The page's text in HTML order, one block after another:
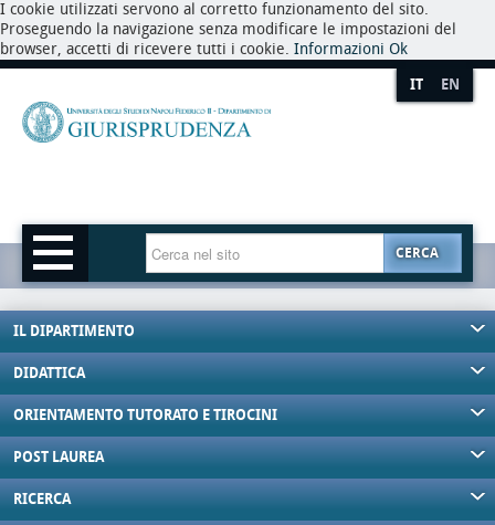
I cookie utilizzati servono al corretto funzionamento del sito.
Proseguendo la navigazione senza modificare le impostazioni del
browser, accetti di ricevere tutti i cookie. Informazioni Ok
IT EN
CERCA
IL DIPARTIMENTO
DIDATTICA
ORIENTAMENTO TUTORATO E TIROCINI
POST LAUREA
RICERCA